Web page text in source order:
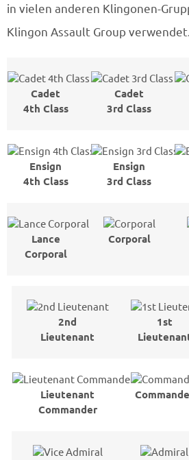
in vielen anderen Klingonen-
Klingon Assault Group verwendet.
Cadet
4th Class
Cadet
3rd Class
Ensign
4th Class
Ensign
3rd Class
Lance
Corporal
Corporal
2nd
Lieutenant
1st
Lieutenant
Commander